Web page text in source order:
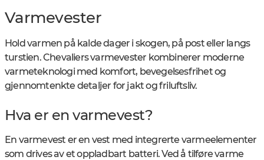
Varmevester
Hold varmen på kalde dager i skogen, på post eller langs
turstien. Chevaliers varmevester kombinerer moderne
varmeteknologi med komfort, bevegelsesfrihet og
gjennomtenkte detaljer for jakt og friluftsliv.
Hva er en varmevest?
En varmevest er en vest med integrerte varmeelementer
som drives av et oppladbart batteri. Ved å tilføre varme